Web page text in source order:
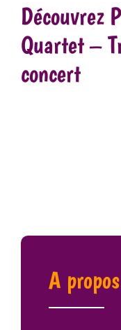
Découvrez
Quartet –
concert
A propos